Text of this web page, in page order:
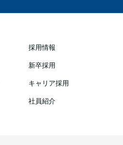
採用情報
新卒採用
キャリア採用
社員紹介